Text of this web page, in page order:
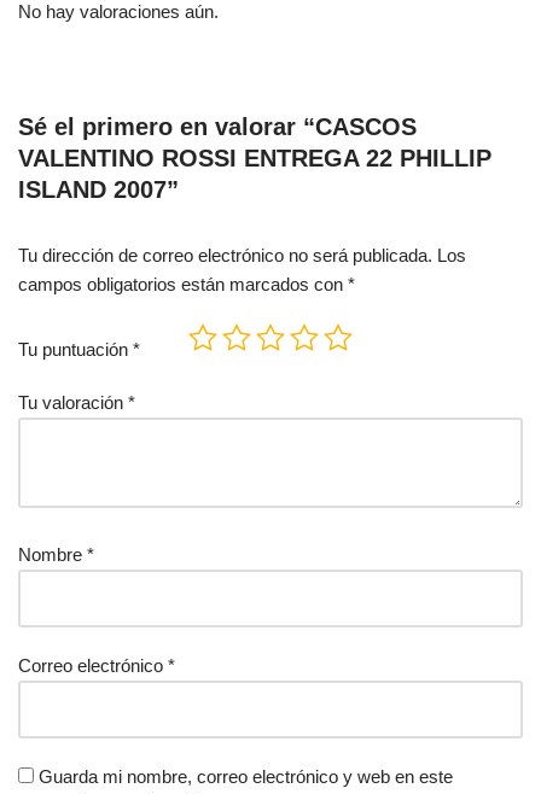
No hay valoraciones aún.
Sé el primero en valorar “CASCOS
VALENTINO ROSSI ENTREGA 22 PHILLIP
ISLAND 2007”
Tu dirección de correo electrónico no será publicada. Los
campos obligatorios están marcados con *
Tu puntuación *
Tu valoración *
Nombre *
Correo electrónico *
Guarda mi nombre, correo electrónico y web en este